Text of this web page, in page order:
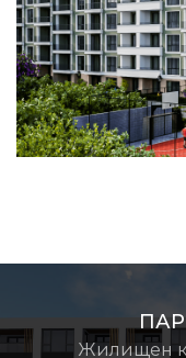
Жилищен